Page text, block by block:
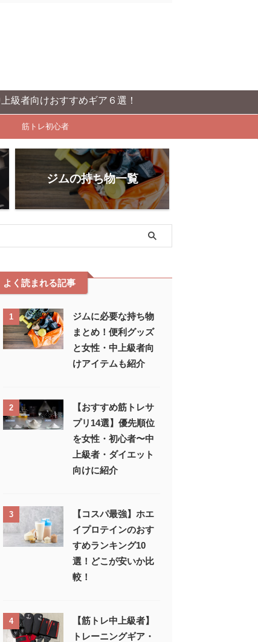
すすめギア６選！
筋トレ初心者
ジムの持ち物一覧
よく読まれる記事
1
ジムに必要な持ち物
まとめ！便利グッズ
と女性・中上級者向
けアイテムも紹介
2
【おすすめ筋トレサ
プリ14選】優先順位
を女性・初心者〜中
上級者・ダイエット
向けに紹介
3
【コスパ最強】ホエ
イプロテインのおす
すめランキング10
選！どこが安いか比
較！
4
【筋トレ中上級者】
トレーニングギア・